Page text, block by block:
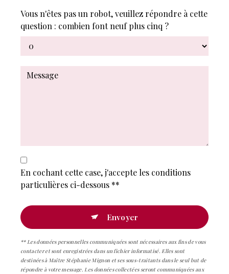
Vous n'êtes pas un robot, veuillez répondre à cette
question : combien font neuf plus cinq ?
En cochant cette case, j'accepte les conditions
particulières ci-dessous **
Envoyer
** Les données personnelles communiquées sont nécessaires aux fins de vous
contacter et sont enregistrées dans un fichier informatisé. Elles sont
destinées à Maître Stéphanie Mignon et ses sous-traitants dans le seul but de
répondre à votre message. Les données collectées seront communiquées aux